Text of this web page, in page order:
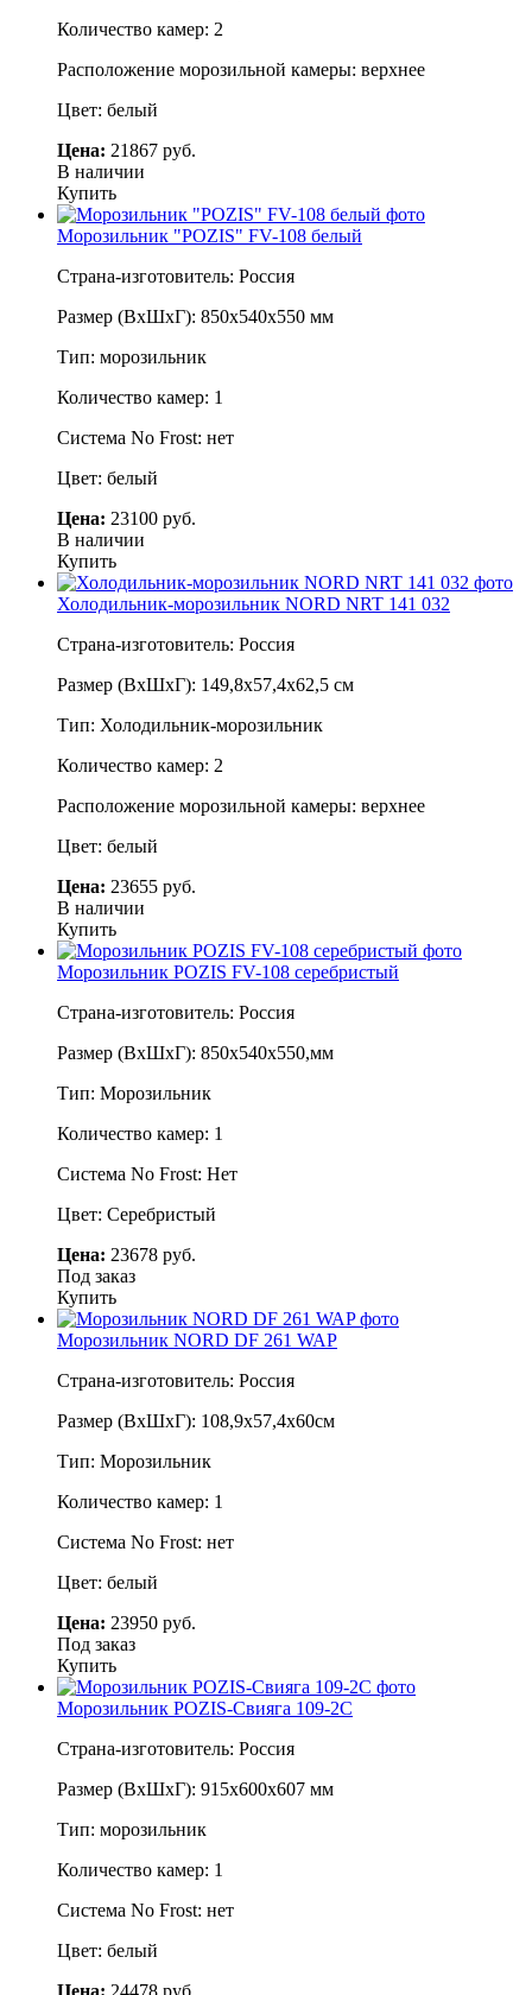
Количество камер: 2
Расположение морозильной камеры: верхнее
Цвет: белый
Цена: 21867 руб.
В наличии
Купить
Морозильник "POZIS" FV-108 белый
Страна-изготовитель: Россия
Размер (ВхШхГ): 850х540х550 мм
Тип: морозильник
Количество камер: 1
Система No Frost: нет
Цвет: белый
Цена: 23100 руб.
В наличии
Купить
Холодильник-морозильник NORD NRT 141 032
Страна-изготовитель: Россия
Размер (ВхШхГ): 149,8х57,4х62,5 см
Тип: Холодильник-морозильник
Количество камер: 2
Расположение морозильной камеры: верхнее
Цвет: белый
Цена: 23655 руб.
В наличии
Купить
Морозильник POZIS FV-108 серебристый
Страна-изготовитель: Россия
Размер (ВхШхГ): 850х540х550,мм
Тип: Морозильник
Количество камер: 1
Система No Frost: Нет
Цвет: Серебристый
Цена: 23678 руб.
Под заказ
Купить
Морозильник NORD DF 261 WAP
Страна-изготовитель: Россия
Размер (ВхШхГ): 108,9х57,4х60см
Тип: Морозильник
Количество камер: 1
Система No Frost: нет
Цвет: белый
Цена: 23950 руб.
Под заказ
Купить
Морозильник POZIS-Свияга 109-2С
Страна-изготовитель: Россия
Размер (ВхШхГ): 915х600х607 мм
Тип: морозильник
Количество камер: 1
Система No Frost: нет
Цвет: белый
Цена: 24478 руб.